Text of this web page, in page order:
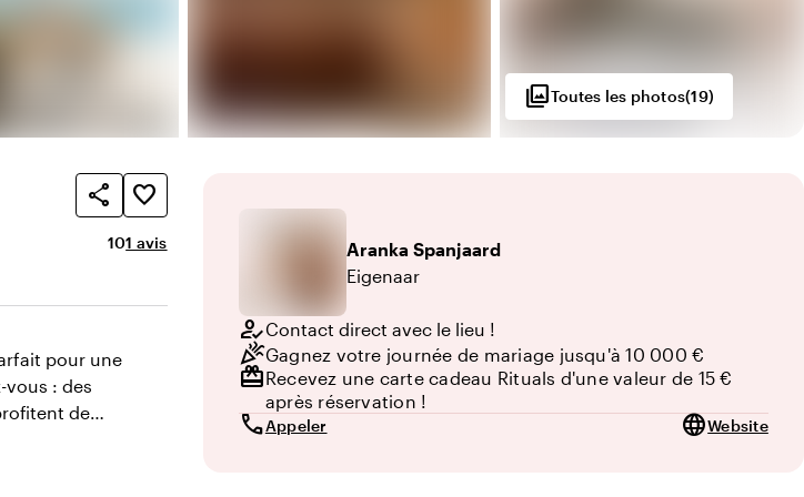
photo_libraryToutes les photos(19)
share
favorite_border
Note moyenne de 10 sur 10
10Nombre d'avis : 1
1 avis
pour une
: des
de
Aranka Spanjaard
Eigenaar
how_to_regContact direct avec le lieu !
celebrationGagnez votre journée de mariage jusqu'à 10 000 €
redeemRecevez une carte cadeau Rituals d'une valeur de 15 €
après réservation !
callAppeler languageWebsite